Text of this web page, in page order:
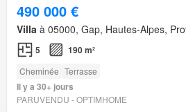
490 000 €
Villa à 05000, Gap, Hautes-Alpes,
5 190 m²
Cheminée Terrasse
Il y a 30+ jours
PARUVENDU - OPTIMHOME